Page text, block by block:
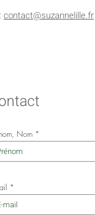
contact@suzannelille.fr
Nom